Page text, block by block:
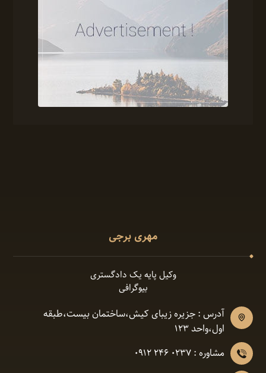
مهری برجی
وکیل پایه یک دادگستری
بیوگرافی
آدرس : جزیره زیبای کیش،ساختمان بیست،طبقه
اول،واحد ١٢٣
مشاوره : 0237 246 0912